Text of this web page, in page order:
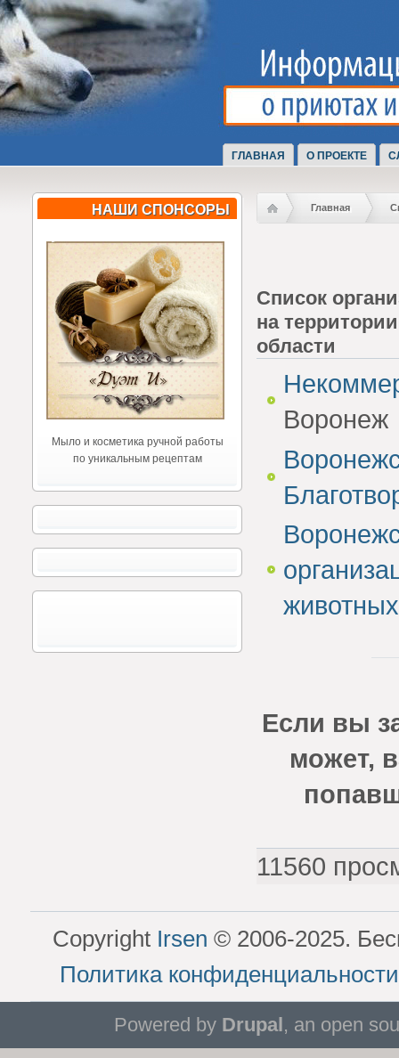
ГЛАВНАЯ О ПРОЕКТЕ
НАШИ СПОНСОРЫ
Мыло и косметика ручной работы
по уникальным рецептам
Главная
Список
на
области
Воронеж
Если вы
может,
11560
Copyright Irsen © 2006-2025.
Политика
Powered by Drupal, an open